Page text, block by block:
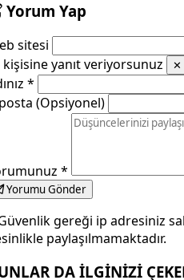
Yorum Yap
sitesi
kişisine yanıt veriyorsunuz
✕
*
(Opsiyonel)
*
Yorumu Gönder
gereği ip adresiniz
paylaşılmamaktadır.
DA İLGİNİZİ